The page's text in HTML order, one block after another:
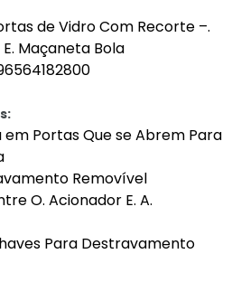
de Vidro Com Recorte –.
Maçaneta Bola
em Portas Que se Abrem Para
Removível
O. Acionador E. A.
Para Destravamento